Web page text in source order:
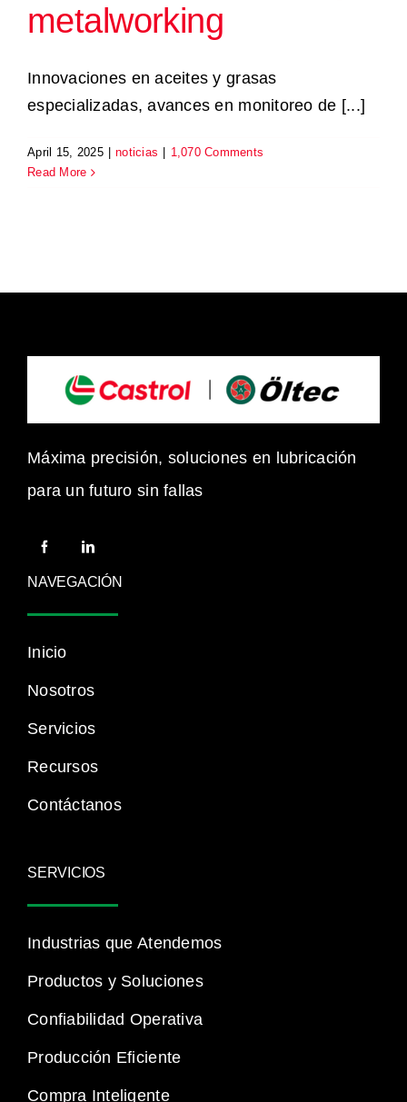
metalworking
Innovaciones en aceites y grasas
especializadas, avances en monitoreo de [...]
April 15, 2025 noticias
1,070 Comments
Read More
Máxima precisión, soluciones en lubricación
para un futuro sin fallas
NAVEGACIÓN
Inicio
Nosotros
Servicios
Recursos
Contáctanos
SERVICIOS
Industrias que Atendemos
Productos y Soluciones
Confiabilidad Operativa
Producción Eficiente
Compra Inteligente